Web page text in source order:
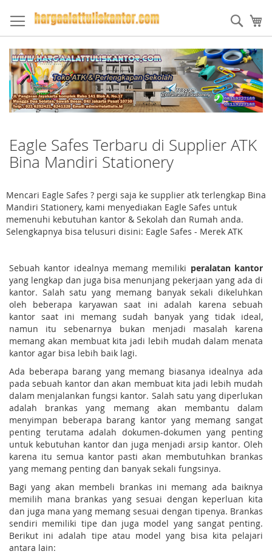
to
Content
Eagle Safes Terbaru di Supplier ATK
Bina Mandiri Stationery
Mencari Eagle Safes ? pergi saja ke supplier atk terlengkap Bina
Mandiri Stationery, kami menyediakan Eagle Safes untuk
memenuhi kebutuhan kantor & Sekolah dan Rumah anda.
Selengkapnya bisa telusuri disini: Eagle Safes - Merek ATK
Sebuah kantor idealnya memang memiliki peralatan kantor
yang lengkap dan juga bisa menunjang pekerjaan yang ada di
kantor. Salah satu yang memang banyak sekali dikeluhkan
oleh beberapa karyawan saat ini adalah karena sebuah
kantor saat ini memang sudah banyak yang tidak ideal,
namun itu sebenarnya bukan menjadi masalah karena
memang akan membuat kita jadi lebih mudah dalam menata
kantor agar bisa lebih baik lagi.
Ada beberapa barang yang memang biasanya idealnya ada
pada sebuah kantor dan akan membuat kita jadi lebih mudah
dalam menjalankan fungsi kantor. Salah satu yang diperlukan
adalah brankas yang memang akan membantu dalam
menyimpan beberapa barang kantor yang memang sangat
penting terutama adalah dokumen-dokumen yang penting
untuk kebutuhan kantor dan juga menjadi arsip kantor. Oleh
karena itu semua kantor pasti akan membutuhkan brankas
yang memang penting dan banyak sekali fungsinya.
Bagi yang akan membeli brankas ini memang ada baiknya
memilih mana brankas yang sesuai dengan keperluan kita
dan juga mana yang memang sesuai dengan tipenya. Brankas
sendiri memiliki tipe dan juga model yang sangat penting.
Berikut ini adalah tipe atau model yang bisa kita pelajari
antara lain: